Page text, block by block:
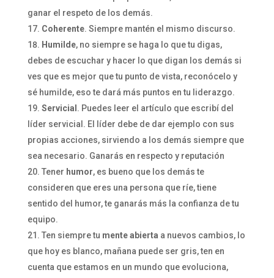
ganar el respeto de los demás.
Coherente. Siempre mantén el mismo discurso.
Humilde, no siempre se haga lo que tu digas,
debes de escuchar y hacer lo que digan los demás si
ves que es mejor que tu punto de vista, reconócelo y
sé humilde, eso te dará más puntos en tu liderazgo.
Servicial . Puedes leer el artículo que escribí del
líder servicial. El líder debe de dar ejemplo con sus
propias acciones, sirviendo a los demás siempre que
sea necesario. Ganarás en respecto y reputación
Tener humor, es bueno que los demás te
consideren que eres una persona que ríe, tiene
sentido del humor, te ganarás más la confianza de tu
equipo.
Ten siempre tu mente abierta a nuevos cambios, lo
que hoy es blanco, mañana puede ser gris, ten en
cuenta que estamos en un mundo que evoluciona,